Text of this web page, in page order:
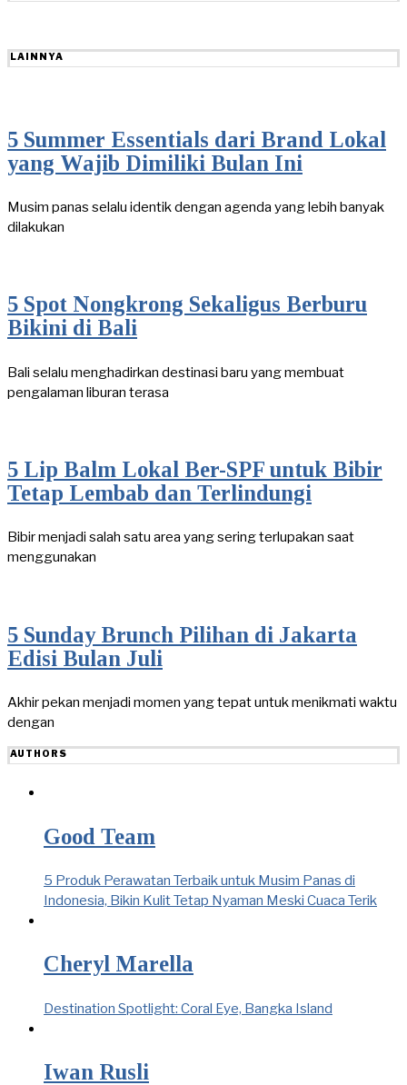
LAINNYA
5 Summer Essentials dari Brand Lokal
yang Wajib Dimiliki Bulan Ini
Musim panas selalu identik dengan agenda yang lebih banyak
dilakukan
5 Spot Nongkrong Sekaligus Berburu
Bikini di Bali
Bali selalu menghadirkan destinasi baru yang membuat
pengalaman liburan terasa
5 Lip Balm Lokal Ber-SPF untuk Bibir
Tetap Lembab dan Terlindungi
Bibir menjadi salah satu area yang sering terlupakan saat
menggunakan
5 Sunday Brunch Pilihan di Jakarta
Edisi Bulan Juli
Akhir pekan menjadi momen yang tepat untuk menikmati waktu
dengan
AUTHORS
Good Team
5 Produk Perawatan Terbaik untuk Musim Panas di
Indonesia, Bikin Kulit Tetap Nyaman Meski Cuaca Terik
Cheryl Marella
Destination Spotlight: Coral Eye, Bangka Island
Iwan Rusli